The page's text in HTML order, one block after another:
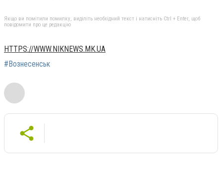
Якщо ви помітили помилку, виділіть необхідний текст і натисніть Ctrl + Enter, щоб
повідомити про це редакцію
HTTPS://WWW.NIKNEWS.MK.UA
#Вознесенськ